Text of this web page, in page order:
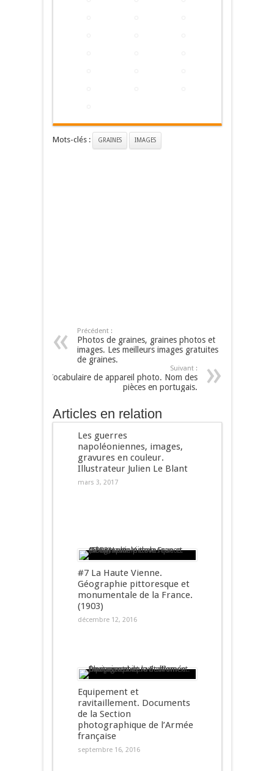
Mots-clés : GRAINES IMAGES
Précédent :
Photos de graines, graines photos et
images. Les meilleurs images gratuites
de graines.
Suivant :
Vocabulaire de appareil photo. Nom des
pièces en portugais.
Articles en relation
Les guerres
napoléoniennes, images,
gravures en couleur.
Illustrateur Julien Le Blant
mars 3, 2017
#7 La Haute Vienne.
Géographie pittoresque et
monumentale de la France.
(1903)
décembre 12, 2016
Equipement et
ravitaillement. Documents
de la Section
photographique de l’Armée
française
septembre 16, 2016